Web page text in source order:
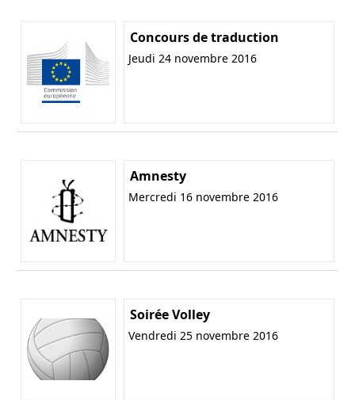
Concours de traduction
Jeudi 24 novembre 2016
Amnesty
Mercredi 16 novembre 2016
Soirée Volley
Vendredi 25 novembre 2016